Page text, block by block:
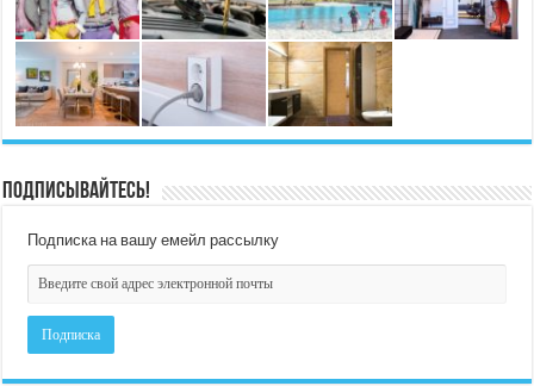
Подписывайтесь!
Подписка на вашу емейл рассылку